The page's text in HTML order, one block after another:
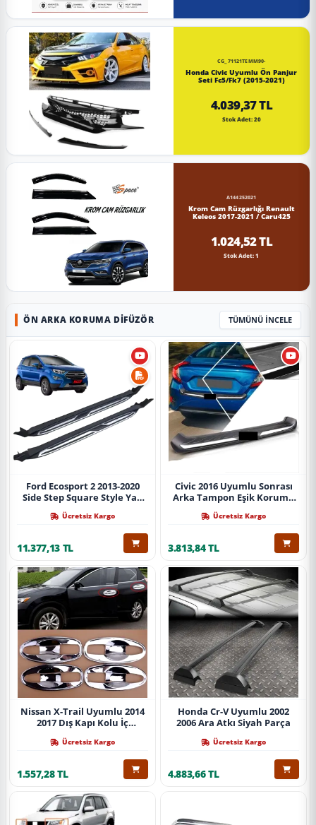
CG_71121TEMM90-
Honda Civic Uyumlu Ön Panjur
Seti Fc5/Fk7 (2015-2021)
4.039,37 TL
Stok Adet: 20
A144252021
Krom Cam Rüzgarlığı Renault
Keleos 2017-2021 / Caru425
1.024,52 TL
Stok Adet: 1
ÖN ARKA KORUMA DIFÜZÖR TÜMÜNÜ İNCELE
Ford Ecosport 2 2013-2020
Side Step Square Style Yan
Ücretsiz Kargo
11.377,13 TL
Civic 2016 Uyumlu Sonrası
Arka Tampon Eşik Koruma
Ücretsiz Kargo
3.813,84 TL
Nissan X-Trail Uyumlu 2014
2017 Dış Kapı Kolu İç
Ücretsiz Kargo
1.557,28 TL
Honda Cr-V Uyumlu 2002
2006 Ara Atkı Siyah Parça
Ücretsiz Kargo
4.883,66 TL